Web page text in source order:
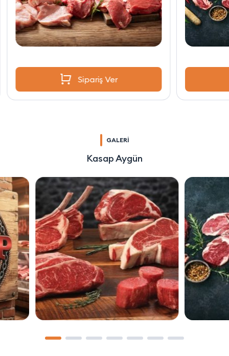
Sipariş Ver
GALERİ
Kasap Aygün